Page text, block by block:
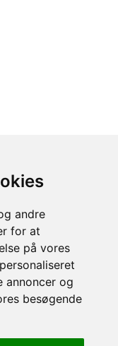
andre
for at
på vores
annoncer og
besøgende